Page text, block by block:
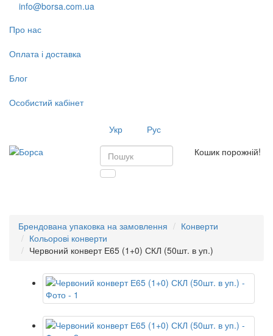
info@borsa.com.ua
Про нас
Оплата і доставка
Блог
Особистий кабінет
Укр
Рус
Кошик порожній!
Брендована упаковка на замовлення
Конверти
Кольорові конверти
Червоний конверт Е65 (1+0) СКЛ (50шт. в уп.)